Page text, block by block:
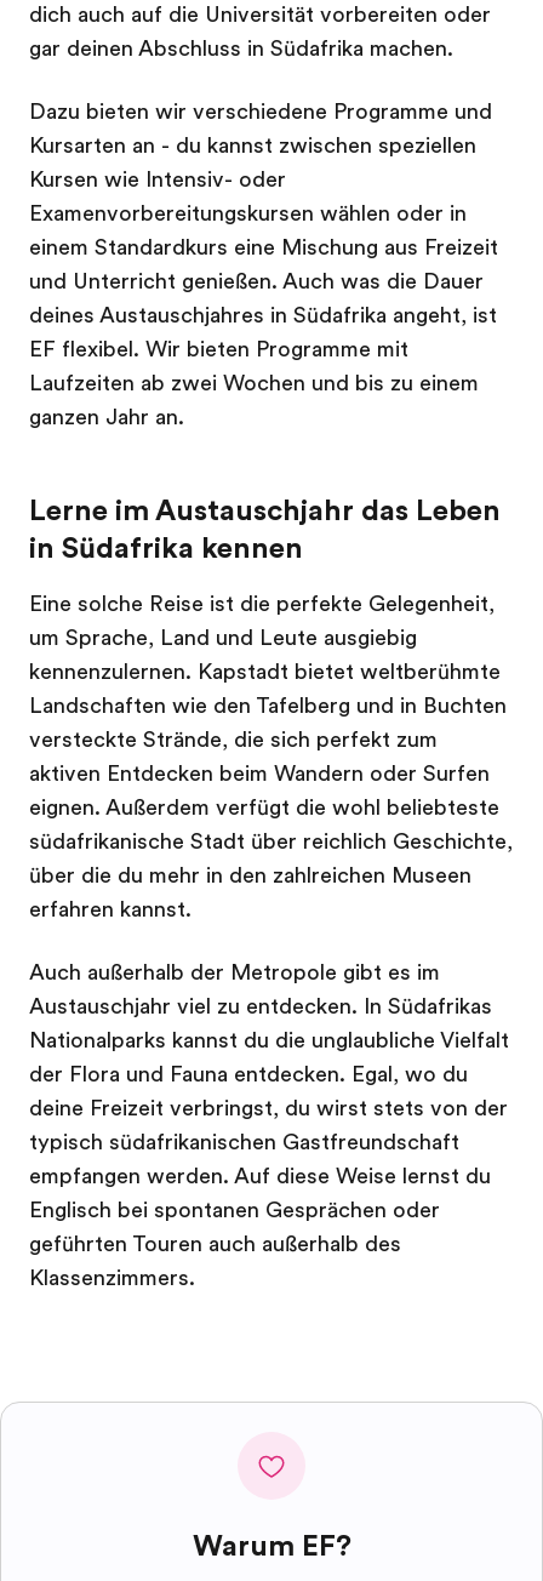
dich auch auf die Universität vorbereiten oder
gar deinen Abschluss in Südafrika machen.
Dazu bieten wir verschiedene Programme und
Kursarten an - du kannst zwischen speziellen
Kursen wie Intensiv- oder
Examenvorbereitungskursen wählen oder in
einem Standardkurs eine Mischung aus Freizeit
und Unterricht genießen. Auch was die Dauer
deines Austauschjahres in Südafrika angeht, ist
EF flexibel. Wir bieten Programme mit
Laufzeiten ab zwei Wochen und bis zu einem
ganzen Jahr an.
Lerne im Austauschjahr das Leben
in Südafrika kennen
Eine solche Reise ist die perfekte Gelegenheit,
um Sprache, Land und Leute ausgiebig
kennenzulernen. Kapstadt bietet weltberühmte
Landschaften wie den Tafelberg und in Buchten
versteckte Strände, die sich perfekt zum
aktiven Entdecken beim Wandern oder Surfen
eignen. Außerdem verfügt die wohl beliebteste
südafrikanische Stadt über reichlich Geschichte,
über die du mehr in den zahlreichen Museen
erfahren kannst.
Auch außerhalb der Metropole gibt es im
Austauschjahr viel zu entdecken. In Südafrikas
Nationalparks kannst du die unglaubliche Vielfalt
der Flora und Fauna entdecken. Egal, wo du
deine Freizeit verbringst, du wirst stets von der
typisch südafrikanischen Gastfreundschaft
empfangen werden. Auf diese Weise lernst du
Englisch bei spontanen Gesprächen oder
geführten Touren auch außerhalb des
Klassenzimmers.
Warum EF?